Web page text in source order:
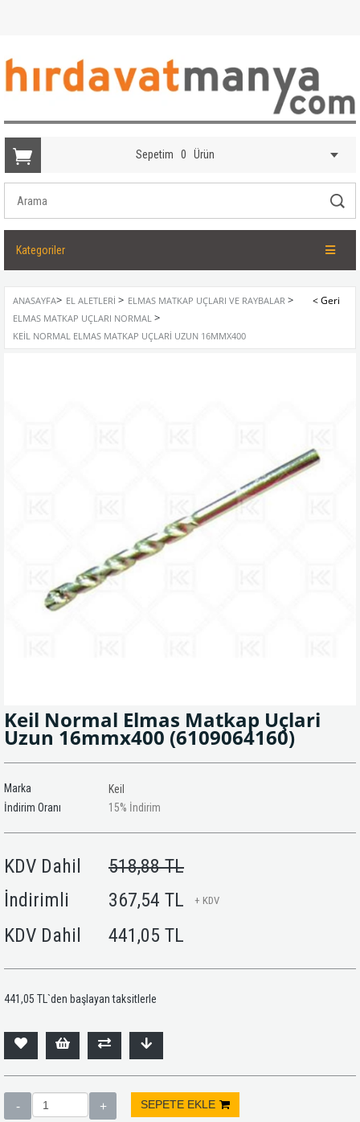
Sepetim 0 Ürün
Kategoriler
ANASAYFA> EL ALETLERI > ELMAS MATKAP UÇLARI VE RAYBALAR >
ELMAS MATKAP UÇLARI NORMAL >
KEIL NORMAL ELMAS MATKAP UÇLARI UZUN 16MMX400
Keil Normal Elmas Matkap Uçlari
Uzun 16mmx400 (6109064160)
Marka
Keil
İndirim Oranı
%
15 İndirim
KDV Dahil
518,88 TL
İndirimli
367,54 TL + KDV
KDV Dahil 441,05 TL
441,05 TL `den başlayan taksitlerle